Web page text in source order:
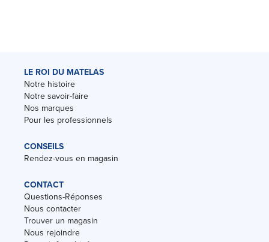
LE ROI DU MATELAS
Notre histoire
Notre savoir-faire
Nos marques
Pour les professionnels
CONSEILS
Rendez-vous en magasin
CONTACT
Questions-Réponses
Nous contacter
Trouver un magasin
Nous rejoindre